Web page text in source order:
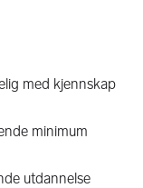
med kjennskap
minimum
utdannelse